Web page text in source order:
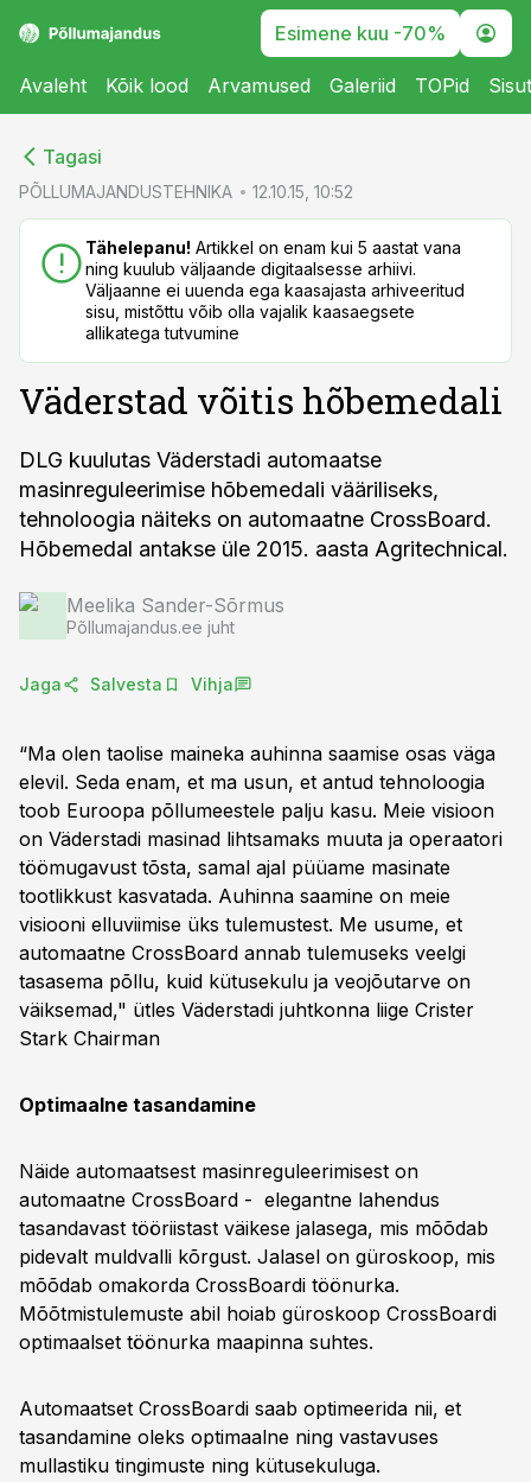
Esimene kuu -70%
Avaleht Kõik lood Arvamused Galeriid TOPid
Tagasi
PÕLLUMAJANDUSTEHNIKA 12.10.15, 10:52
Tähelepanu! Artikkel on enam kui 5 aastat vana
ning kuulub väljaande digitaalsesse arhiivi.
Väljaanne ei uuenda ega kaasajasta arhiveeritud
sisu, mistõttu võib olla vajalik kaasaegsete
allikatega tutvumine
Väderstad võitis hõbemedali
DLG kuulutas Väderstadi automaatse
masinreguleerimise hõbemedali vääriliseks,
tehnoloogia näiteks on automaatne CrossBoard.
Hõbemedal antakse üle 2015. aasta Agritechnical.
Meelika Sander-Sõrmus
Põllumajandus.ee juht
Jaga Salvesta Vihja
“Ma olen taolise maineka auhinna saamise osas väga
elevil. Seda enam, et ma usun, et antud tehnoloogia
toob Euroopa põllumeestele palju kasu. Meie visioon
on Väderstadi masinad lihtsamaks muuta ja operaatori
töömugavust tõsta, samal ajal püüame masinate
tootlikkust kasvatada. Auhinna saamine on meie
visiooni elluviimise üks tulemustest. Me usume, et
automaatne CrossBoard annab tulemuseks veelgi
tasasema põllu, kuid kütusekulu ja veojõutarve on
väiksemad," ütles Väderstadi juhtkonna liige Crister
Stark Chairman
Optimaalne tasandamine
Näide automaatsest masinreguleerimisest on
automaatne CrossBoard - elegantne lahendus
tasandavast tööriistast väikese jalasega, mis mõõdab
pidevalt muldvalli kõrgust. Jalasel on güroskoop, mis
mõõdab omakorda CrossBoardi töönurka.
Mõõtmistulemuste abil hoiab güroskoop CrossBoardi
optimaalset töönurka maapinna suhtes.
Automaatset CrossBoardi saab optimeerida nii, et
tasandamine oleks optimaalne ning vastavuses
mullastiku tingimuste ning kütusekuluga.